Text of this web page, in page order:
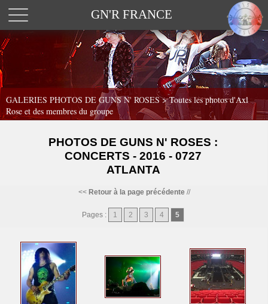
GN'R FRANCE
GALERIES PHOTOS DE GUNS N' ROSES >Toutes les photos d'Axl
Rose et des membres du groupe
PHOTOS DE GUNS N' ROSES :
CONCERTS - 2016 - 0727
ATLANTA
<< Retour à la page précédente//
Pages : 1 2 3 4 5